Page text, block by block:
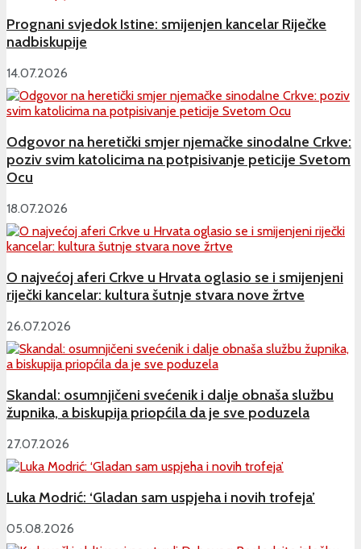
Prognani svjedok Istine: smijenjen kancelar Riječke
nadbiskupije
14.07.2026
Odgovor na heretički smjer njemačke sinodalne Crkve:
poziv svim katolicima na potpisivanje peticije Svetom
Ocu
18.07.2026
O najvećoj aferi Crkve u Hrvata oglasio se i smijenjeni
riječki kancelar: kultura šutnje stvara nove žrtve
26.07.2026
Skandal: osumnjičeni svećenik i dalje obnaša službu
župnika, a biskupija priopćila da je sve poduzela
27.07.2026
Luka Modrić: ‘Gladan sam uspjeha i novih trofeja’
05.08.2026